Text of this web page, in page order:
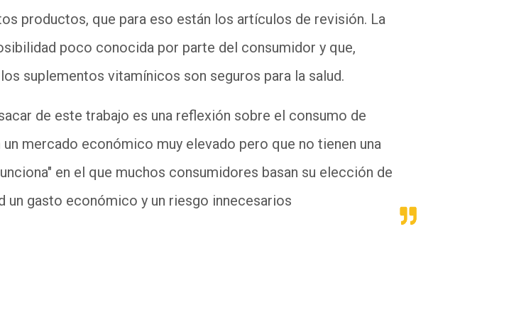
productos, que para eso están los artículos de revisión. La
poco conocida por parte del consumidor y que,
suplementos vitamínicos son seguros para la salud.
de este trabajo es una reflexión sobre el consumo de
mercado económico muy elevado pero que no tienen una
en el que muchos consumidores basan su elección de
un gasto económico y un riesgo innecesarios